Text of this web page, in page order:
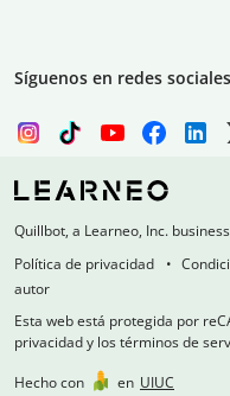
Síguenos en redes sociales
Quillbot, a Learneo, Inc. business
Política de privacidad
autor
Esta web está protegida por
privacidad y los términos de
Hecho con
en UIUC